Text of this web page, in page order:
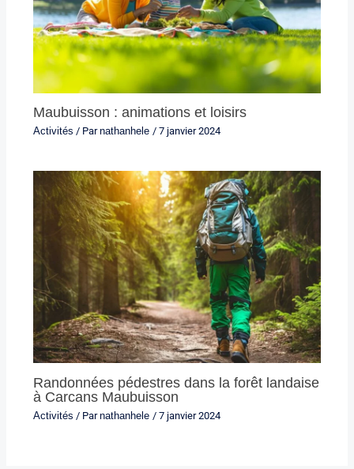
Maubuisson : animations et loisirs
Activités / Parnathanhele / 7 janvier 2024
Randonnées pédestres dans la forêt landaise
à Carcans Maubuisson
Activités / Parnathanhele / 7 janvier 2024